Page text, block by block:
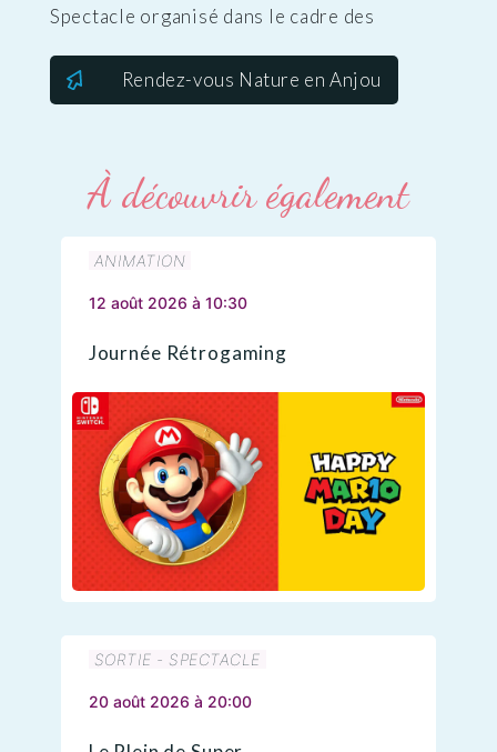
Spectacle organisé dans le cadre des
Rendez-vous Nature en Anjou
À découvrir également
ANIMATION
12 août 2026 à 10:30
Journée Rétrogaming
SORTIE - SPECTACLE
20 août 2026 à 20:00